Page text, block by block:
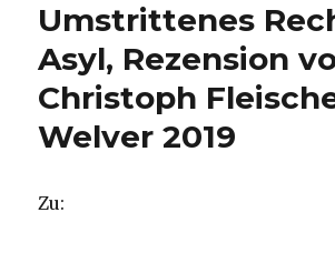
Umstrittenes
Asyl, Rezension
Christoph
Welver 2019
Zu: